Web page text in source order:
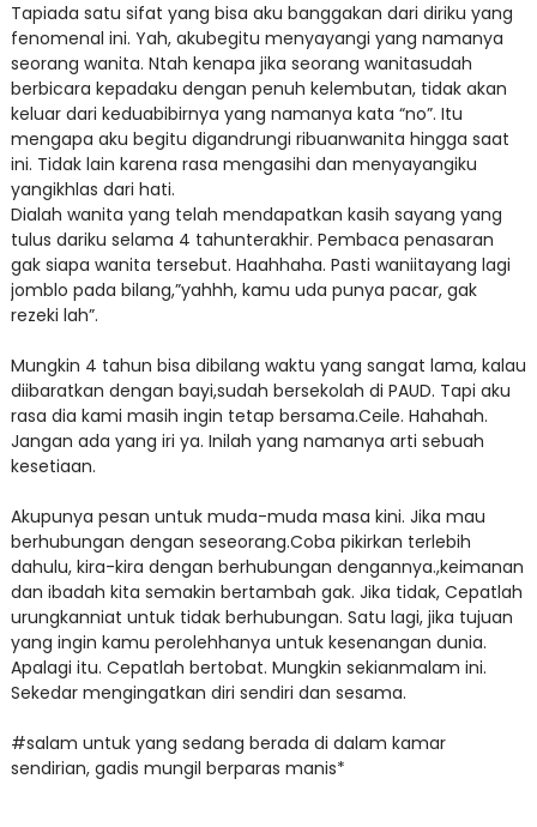
Tapiada satu sifat yang bisa aku banggakan dari diriku yang
fenomenal ini. Yah, akubegitu menyayangi yang namanya
seorang wanita. Ntah kenapa jika seorang wanitasudah
berbicara kepadaku dengan penuh kelembutan, tidak akan
keluar dari keduabibirnya yang namanya kata “no”. Itu
mengapa aku begitu digandrungi ribuanwanita hingga saat
ini. Tidak lain karena rasa mengasihi dan menyayangiku
yangikhlas dari hati.
Dialah wanita yang telah mendapatkan kasih sayang yang
tulus dariku selama 4 tahunterakhir. Pembaca penasaran
gak siapa wanita tersebut. Haahhaha. Pasti waniitayang lagi
jomblo pada bilang,”yahhh, kamu uda punya pacar, gak
rezeki lah”.
Mungkin 4 tahun bisa dibilang waktu yang sangat lama, kalau
diibaratkan dengan bayi,sudah bersekolah di PAUD. Tapi aku
rasa dia kami masih ingin tetap bersama.Ceile. Hahahah.
Jangan ada yang iri ya. Inilah yang namanya arti sebuah
kesetiaan.
Akupunya pesan untuk muda-muda masa kini. Jika mau
berhubungan dengan seseorang.Coba pikirkan terlebih
dahulu, kira-kira dengan berhubungan dengannya.,keimanan
dan ibadah kita semakin bertambah gak. Jika tidak, Cepatlah
urungkanniat untuk tidak berhubungan. Satu lagi, jika tujuan
yang ingin kamu perolehhanya untuk kesenangan dunia.
Apalagi itu. Cepatlah bertobat. Mungkin sekianmalam ini.
Sekedar mengingatkan diri sendiri dan sesama.
#salam untuk yang sedang berada di dalam kamar
sendirian, gadis mungil berparas manis*